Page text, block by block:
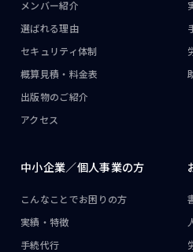
メンバー紹介
選ばれる理由
セキュリティ体制
概算見積・料金表
出版物のご紹介
アクセス
中小企業／個人事業の方
こんなことでお困りの方
実績・特徴
手続代行